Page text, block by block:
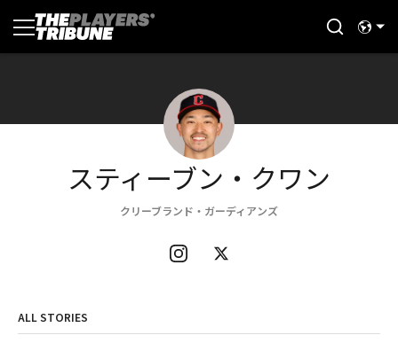
スティーブン・クワン
クリーブランド・ガーディアンズ
ALL STORIES